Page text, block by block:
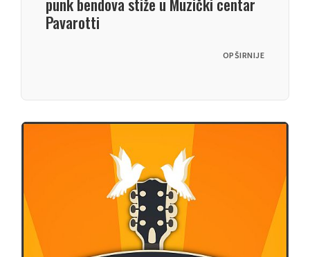
Pavarotti
OPŠIRNIJE